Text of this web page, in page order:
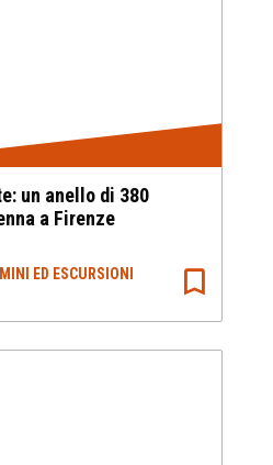
un anello di 380
a Firenze
ED ESCURSIONI